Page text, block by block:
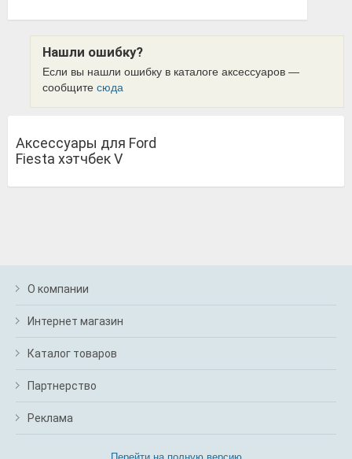
Нашли ошибку?
Если вы нашли ошибку в каталоге аксессуаров —
сообщите сюда
Аксессуары для Ford
Fiesta хэтчбек V
О компании
Интернет магазин
Каталог товаров
Партнерство
Реклама